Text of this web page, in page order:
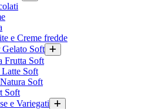
e Creme fredde
Gelato Soft
Frutta Soft
Soft
Soft
Soft
e Variegati